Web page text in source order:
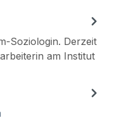
Soziologin. Derzeit
am Institut